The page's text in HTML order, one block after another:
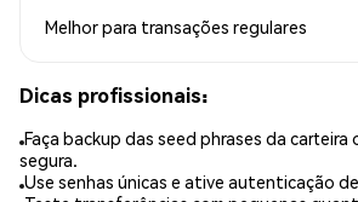
Melhor para transações regulares
Dicas profissionais:
Faça backup das seed phrases da carteira
segura.
Use senhas únicas e ative autenticação